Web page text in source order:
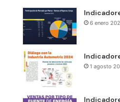
6 enero
1 agosto